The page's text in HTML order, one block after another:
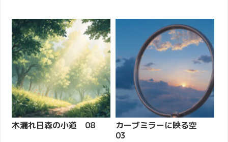
木漏れ日森の小道 08
カーブミラーに映る空
03